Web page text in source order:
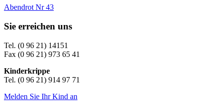
Abendrot Nr 43
Sie erreichen uns
Tel. (0 96 21) 14151
Fax (0 96 21) 973 65 41
Kinderkrippe
Tel. (0 96 21) 914 97 71
Melden Sie Ihr Kind an